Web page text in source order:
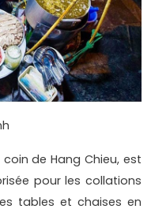
de Hang Chieu, est
pour les collations
tables et chaises en